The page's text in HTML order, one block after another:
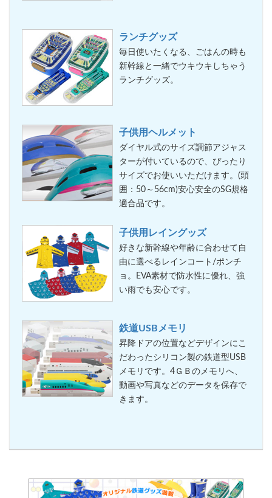
ランチグッズ
毎日使いたくなる、ごはんの時も
新幹線と一緒でウキウキしちゃう
ランチグッズ。
子供用ヘルメット
ダイヤル式のサイズ調節アジャス
ターが付いているので、ぴったり
サイズでお使いいただけます。(頭
囲：50～56cm)安心安全のSG規格
適合品です。
子供用レイングッズ
好きな新幹線や年齢に合わせて自
由に選べるレインコート/ポンチ
ョ。EVA素材で防水性に優れ、強
い雨でも安心です。
鉄道USBメモリ
昇降ドアの位置などデザインにこ
だわったシリコン製の鉄道型USB
メモリです。4ＧＢのメモリへ、
動画や写真などのデータを保存で
きます。